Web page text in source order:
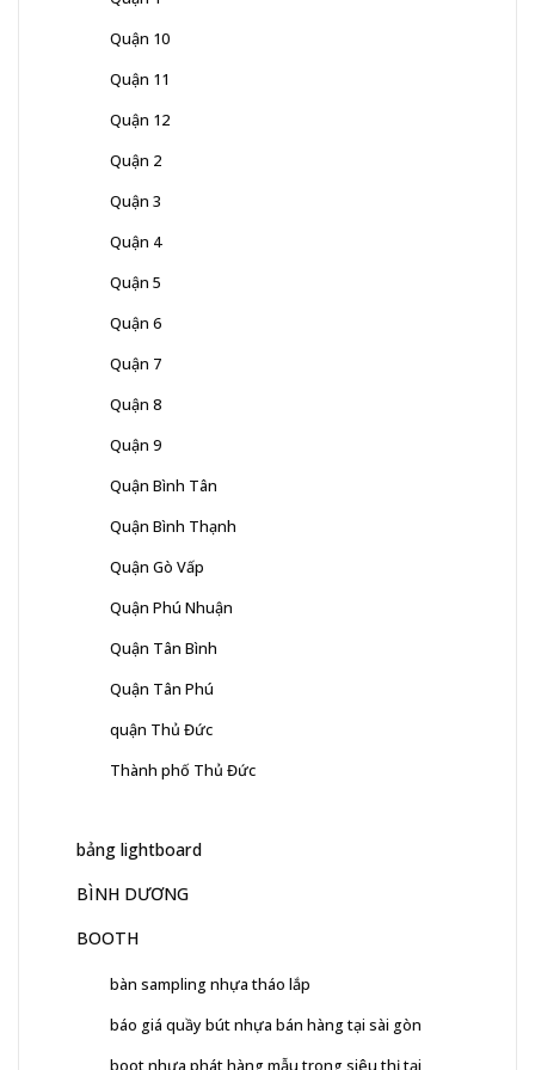
Quận 10
Quận 11
Quận 12
Quận 2
Quận 3
Quận 4
Quận 5
Quận 6
Quận 7
Quận 8
Quận 9
Quận Bình Tân
Quận Bình Thạnh
Quận Gò Vấp
Quận Phú Nhuận
Quận Tân Bình
Quận Tân Phú
quận Thủ Đức
Thành phố Thủ Đức
bảng lightboard
BÌNH DƯƠNG
BOOTH
bàn sampling nhựa tháo lắp
báo giá quầy bút nhựa bán hàng tại sài gòn
boot nhựa phát hàng mẫu trong siêu thị tại